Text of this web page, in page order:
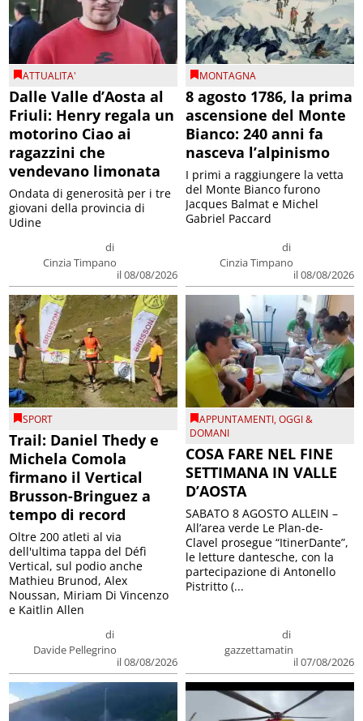
ATTUALITA'
Dalle Valle d’Aosta al
Friuli: Henry regala un
motorino Ciao ai
ragazzini che
vendevano limonata
di
Cinzia Timpano
il 08/08/2026
Ondata di generosità per i tre
giovani della provincia di
Udine
MONTAGNA
8 agosto 1786, la prima
ascensione del Monte
Bianco: 240 anni fa
nasceva l’alpinismo
di
Cinzia Timpano
il 08/08/2026
I primi a raggiungere la vetta
del Monte Bianco furono
Jacques Balmat e Michel
Gabriel Paccard
SPORT
Trail: Daniel Thedy e
Michela Comola
firmano il Vertical
Brusson-Bringuez a
tempo di record
di
Davide Pellegrino
il 08/08/2026
Oltre 200 atleti al via
dell'ultima tappa del Défì
Vertical, sul podio anche
Mathieu Brunod, Alex
Noussan, Miriam Di Vincenzo
e Kaitlin Allen
APPUNTAMENTI,OGGI &
DOMANI
COSA FARE NEL FINE
SETTIMANA IN VALLE
D’AOSTA
di
gazzettamatin
il 07/08/2026
SABATO 8 AGOSTO ALLEIN –
All’area verde Le Plan-de-
Clavel prosegue “ItinerDante”,
le letture dantesche, con la
partecipazione di Antonello
Pistritto (...